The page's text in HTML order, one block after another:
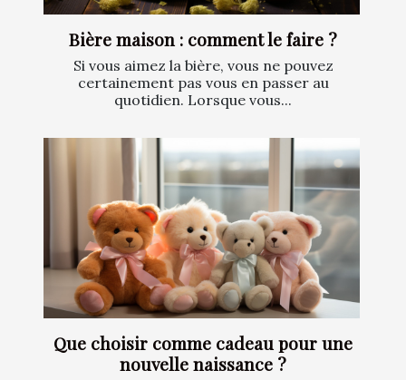
Bière maison : comment le faire ?
Si vous aimez la bière, vous ne pouvez
certainement pas vous en passer au
quotidien. Lorsque vous...
Que choisir comme cadeau pour une
nouvelle naissance ?